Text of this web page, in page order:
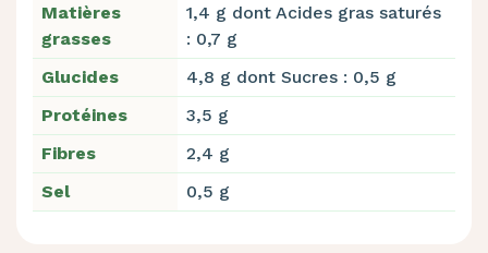
Matières
grasses
1,4 g dont Acides gras saturés
: 0,7 g
Glucides
4,8 g dont Sucres : 0,5 g
Protéines
3,5 g
Fibres
2,4 g
Sel
0,5 g